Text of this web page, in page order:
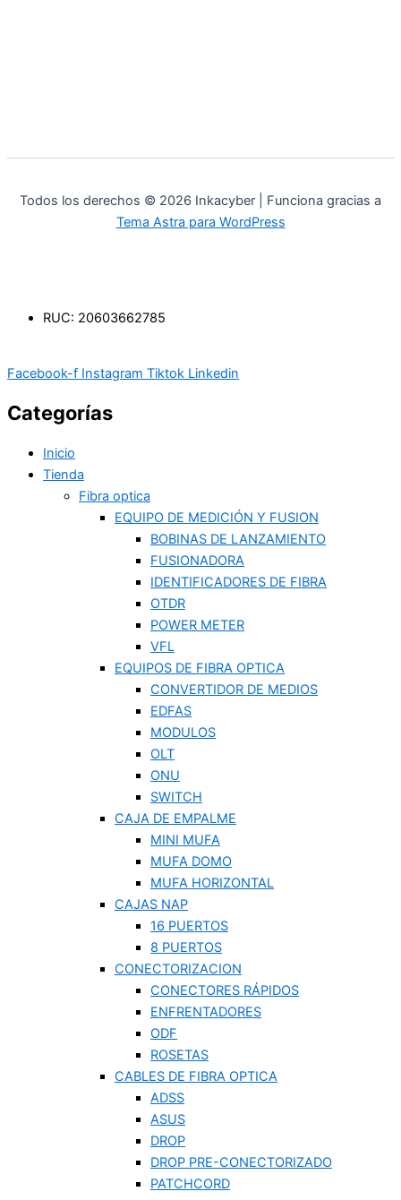
Todos los derechos © 2026 Inkacyber | Funciona gracias a
Tema Astra para WordPress
RUC: 20603662785
Facebook-f Instagram Tiktok Linkedin
Categorías
Inicio
Tienda
Fibra optica
EQUIPO DE MEDICIÓN Y FUSION
BOBINAS DE LANZAMIENTO
FUSIONADORA
IDENTIFICADORES DE FIBRA
OTDR
POWER METER
VFL
EQUIPOS DE FIBRA OPTICA
CONVERTIDOR DE MEDIOS
EDFAS
MODULOS
OLT
ONU
SWITCH
CAJA DE EMPALME
MINI MUFA
MUFA DOMO
MUFA HORIZONTAL
CAJAS NAP
16 PUERTOS
8 PUERTOS
CONECTORIZACION
CONECTORES RÁPIDOS
ENFRENTADORES
ODF
ROSETAS
CABLES DE FIBRA OPTICA
ADSS
ASUS
DROP
DROP PRE-CONECTORIZADO
PATCHCORD